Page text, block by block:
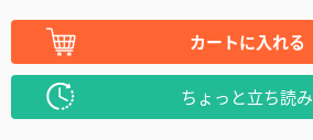
カートに入れる
ちょっと立ち読み